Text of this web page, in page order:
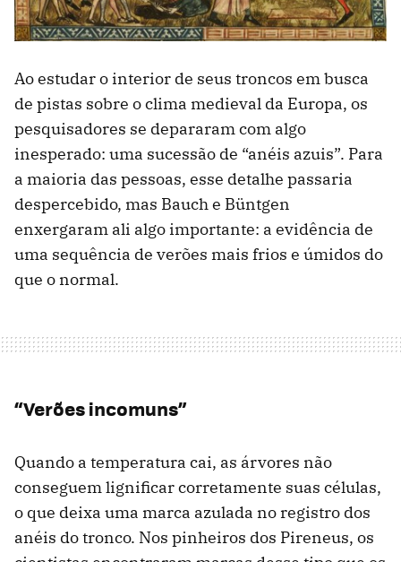
Ao estudar o interior de seus troncos em busca
de pistas sobre o clima medieval da Europa, os
pesquisadores se depararam com algo
inesperado: uma sucessão de “anéis azuis”. Para
a maioria das pessoas, esse detalhe passaria
despercebido, mas Bauch e Büntgen
enxergaram ali algo importante: a evidência de
uma sequência de verões mais frios e úmidos do
que o normal.
“Verões incomuns”
Quando a temperatura cai, as árvores não
conseguem lignificar corretamente suas células,
o que deixa uma marca azulada no registro dos
anéis do tronco. Nos pinheiros dos Pireneus, os